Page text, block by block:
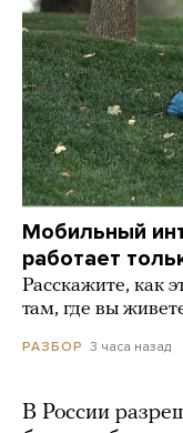
Мобильный
работает
Расскажите, как
там, где вы
РАЗБОР 3 часа назад
В России